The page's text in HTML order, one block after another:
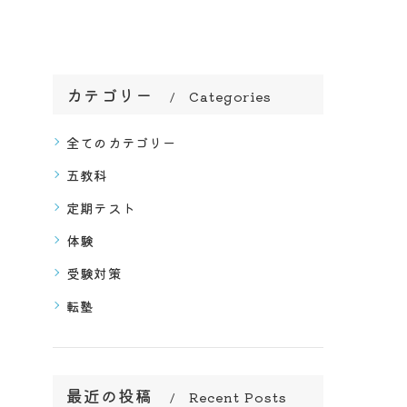
カテゴリー Categories
全てのカテゴリー
五教科
定期テスト
体験
受験対策
転塾
最近の投稿 Recent Posts